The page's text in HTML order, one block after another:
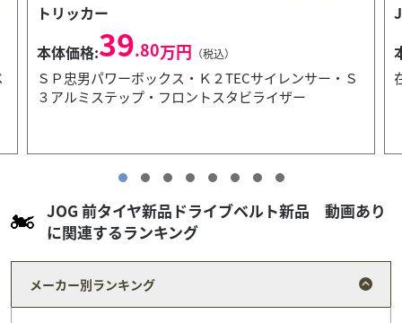
JOG ONE
本体価格:25.96万円（税込）
在庫ありますので即納可能です
JOG 前タイヤ新品ドライブベルト新品 動画あり
に関連するランキング
メーカー別ランキング